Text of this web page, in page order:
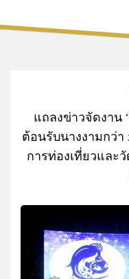
แถลงข่าวจัดงาน
ต้อนรับนางงามกว่า
การท่องเที่ยวและ